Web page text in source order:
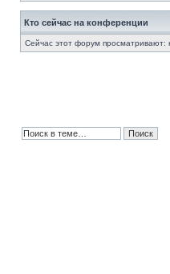
Кто сейчас на конференции
Сейчас этот форум просматривают: